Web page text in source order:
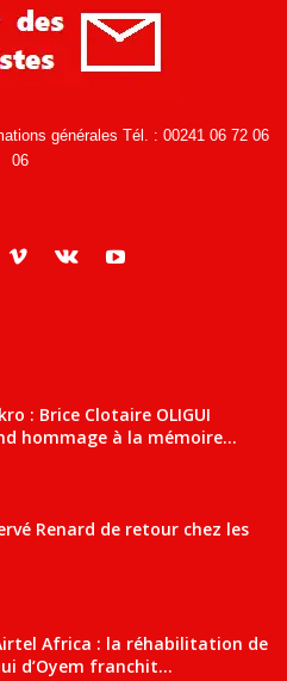
générales Tél. : 00241 06 72 06
06
: Brice Clotaire OLIGUI
hommage à la mémoire...
Renard de retour chez les
Africa : la réhabilitation de
d’Oyem franchit...